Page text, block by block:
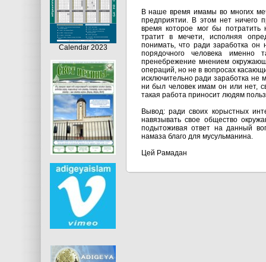
Calendar 2023
В наше время имамы во многих
предприятии. В этом нет ничего
время которое мог бы потратить
тратит в мечети, исполняя
понимать, что ради заработка
порядочного человека
пренебрежение мнением
операций, но не в вопросах
исключительно ради заработка не
ни был человек имам он или нет,
такая работа приносит людям
Вывод: ради своих корыстных
навязывать свое общество
подытоживая ответ на данный
намаза благо для мусульманина.
Цей Рамадан